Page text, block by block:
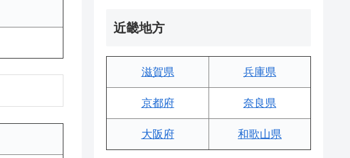
近畿地方
滋賀県 兵庫県
京都府 奈良県
大阪府 和歌山県